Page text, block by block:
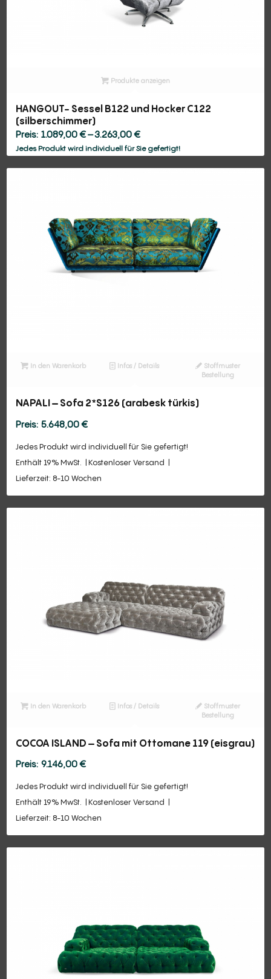
Produkte anzeigen
HANGOUT- Sessel B122 und Hocker C122
(silberschimmer)
1.089,00€–3.263,00€Preisspanne:
1.089,00 €
Jedes Produkt wird individuell für Sie gefertigt!
In den Warenkorb Infos / Details
Stoffmuster
Bestellung
NAPALI – Sofa 2*S126 (arabesk türkis)
5.648,00€
Jedes Produkt wird individuell für Sie gefertigt!
Enthält 19% MwSt.
Kostenloser Versand
Lieferzeit: 8-10 Wochen
In den Warenkorb Infos / Details
Stoffmuster
Bestellung
COCOA ISLAND – Sofa mit Ottomane 119 (eisgrau)
9.146,00€
Jedes Produkt wird individuell für Sie gefertigt!
Enthält 19% MwSt.
Kostenloser Versand
Lieferzeit: 8-10 Wochen